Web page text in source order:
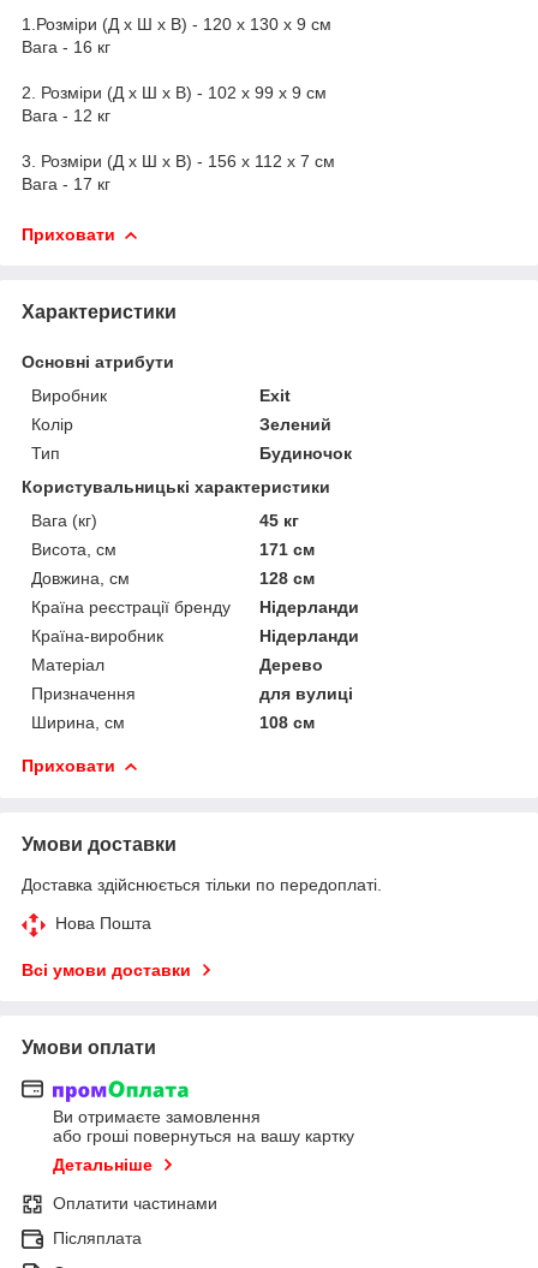
1.Розміри (Д х Ш х В) - 120 х 130 х 9 см
Вага - 16 кг
2. Розміри (Д х Ш х В) - 102 х 99 х 9 см
Вага - 12 кг
3. Розміри (Д х Ш х В) - 156 х 112 х 7 см
Вага - 17 кг
Приховати
Характеристики
Основні атрибути
Виробник
Exit
Колір
Зелений
Тип
Будиночок
Користувальницькі характеристики
Вага (кг)
45 кг
Висота, см
171 см
Довжина, см
128 см
Країна реєстрації бренду
Нідерланди
Країна-виробник
Нідерланди
Матеріал
Дерево
Призначення
для вулиці
Ширина, см
108 см
Приховати
Умови доставки
Доставка здійснюється тільки по передоплаті.
Нова Пошта
Всі умови доставки
Умови оплати
Ви отримаєте замовлення
або гроші повернуться на вашу картку
Детальніше
Оплатити частинами
Післяплата